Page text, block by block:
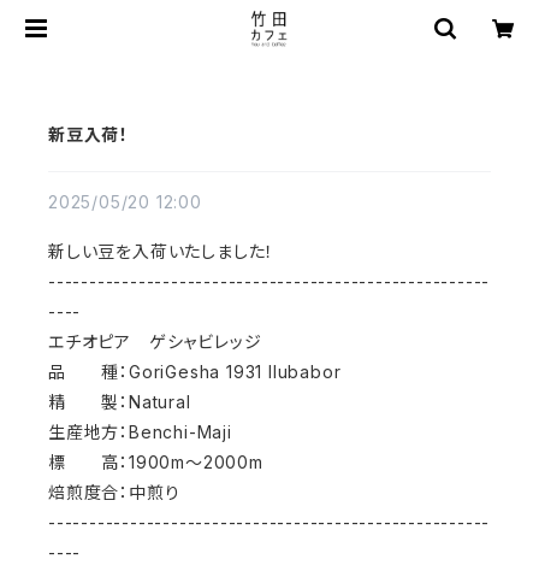
新豆入荷！
2025/05/20 12:00
新しい豆を入荷いたしました！
------------------------------------------------------
----
エチオピア ゲシャビレッジ
品 種：GoriGesha 1931 Ilubabor
精 製：Natural
生産地方：Benchi-Maji
標 高：1900m～2000m
焙煎度合：中煎り
------------------------------------------------------
----